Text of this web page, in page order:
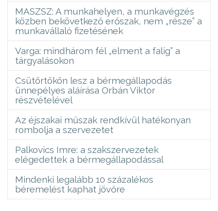
MASZSZ: A munkahelyen, a munkavégzés
közben bekövetkező erőszak, nem „része” a
munkavállaló fizetésének
Varga: mindhárom fél „elment a falig” a
tárgyalásokon
Csütörtökön lesz a bérmegállapodás
ünnepélyes aláírása Orbán Viktor
részvételével
Az éjszakai műszak rendkívül hatékonyan
rombolja a szervezetet
Palkovics Imre: a szakszervezetek
elégedettek a bérmegállapodással
Mindenki legalább 10 százalékos
béremelést kaphat jövőre